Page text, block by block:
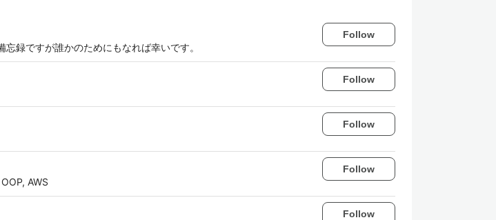
録ですが誰かのためにもなれば幸いです。
Follow
Follow
Follow
AWS
Follow
Follow